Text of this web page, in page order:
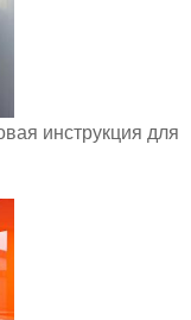
инструкция для